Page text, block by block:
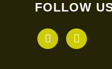
FOLLOW
facebookinstagram